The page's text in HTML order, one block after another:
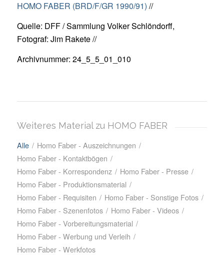
HOMO FABER (BRD/F/GR 1990/91) //
Quelle: DFF / Sammlung Volker Schlöndorff,
Fotograf: Jim Rakete //
Archivnummer: 24_5_5_01_010
Weiteres Material zu HOMO FABER
Alle / Homo Faber - Auszeichnungen /
Homo Faber - Kontaktbögen /
Homo Faber - Korrespondenz / Homo Faber - Presse /
Homo Faber - Produktionsmaterial /
Homo Faber - Requisiten / Homo Faber - Sonstige Fotos /
Homo Faber - Szenenfotos / Homo Faber - Videos /
Homo Faber - Vorbereitungsmaterial /
Homo Faber - Werbung und Verleih /
Homo Faber - Werkfotos